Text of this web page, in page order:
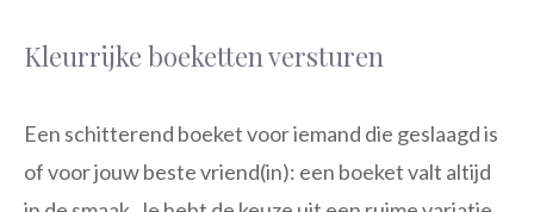
Kleurrijke boeketten versturen
Een schitterend boeket voor iemand die geslaagd is
of voor jouw beste vriend(in): een boeket valt altijd